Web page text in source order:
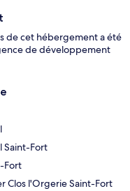
de cet hébergement a été
de développement
Saint-Fort
Fort
Clos l'Orgerie Saint-Fort